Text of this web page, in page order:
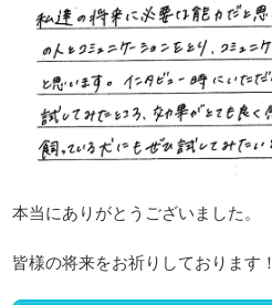
本当にありがとうございました。
皆様の将来をお祈りしております！